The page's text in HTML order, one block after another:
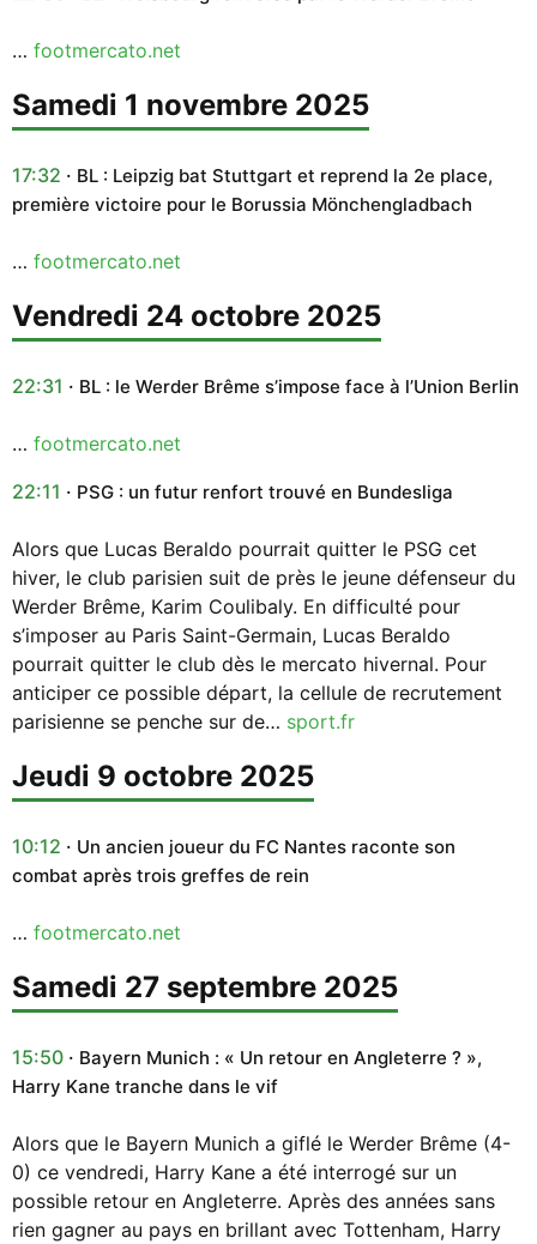
… footmercato.net
samedi 1 novembre 2025
17:32
BL : Leipzig bat Stuttgart et reprend la 2e place,
première victoire pour le Borussia Mönchengladbach
… footmercato.net
vendredi 24 octobre 2025
22:31 BL : le Werder Brême s’impose face à l’Union Berlin
… footmercato.net
22:11
PSG : un futur renfort trouvé en Bundesliga
Alors que Lucas Beraldo pourrait quitter le PSG cet
hiver, le club parisien suit de près le jeune défenseur du
Werder Brême, Karim Coulibaly. En difficulté pour
s’imposer au Paris Saint-Germain, Lucas Beraldo
pourrait quitter le club dès le mercato hivernal. Pour
anticiper ce possible départ, la cellule de recrutement
parisienne se penche sur de… sport.fr
jeudi 9 octobre 2025
10:12
Un ancien joueur du FC Nantes raconte son
combat après trois greffes de rein
… footmercato.net
samedi 27 septembre 2025
15:50
Bayern Munich : « Un retour en Angleterre ? »,
Harry Kane tranche dans le vif
Alors que le Bayern Munich a giflé le Werder Brême (4-
0) ce vendredi, Harry Kane a été interrogé sur un
possible retour en Angleterre. Après des années sans
rien gagner au pays en brillant avec Tottenham, Harry